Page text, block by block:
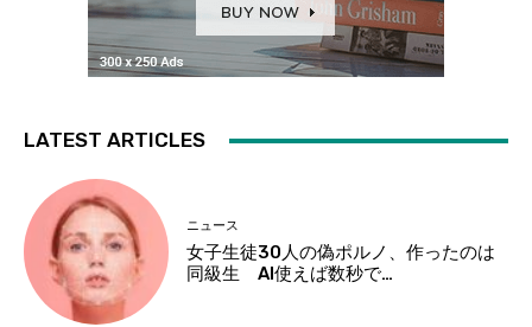
LATEST ARTICLES
ニュース
女子生徒30人の偽ポルノ、作ったのは
同級生 AI使えば数秒で…